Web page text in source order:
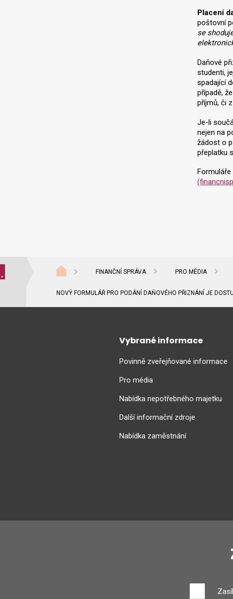
Placení
poštovní
se
Daňové
studenti,
spadající
případě,
příjmů, či
Je-li
nejen na
žádost o
přeplatku
FINANČNÍ SPRÁVA PRO MÉDIA
NOVÝ FORMULÁŘ PRO PODÁNÍ DAŇOVÉHO PŘIZNÁNÍ JE
Vybrané informace
Povinně zveřejňované informace
Pro média
Nabídka nepotřebného majetku
Další informační zdroje
Nabídka zaměstnání